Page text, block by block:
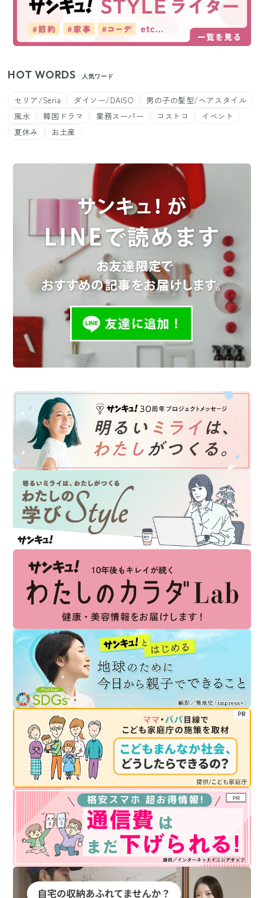
HOT WORDS 人気ワード
セリア/Seria ダイソー/DAISO
男の子の髪型/ヘアスタイル
風水
韓国ドラマ 業務スーパー コストコ
イベント
夏休み
お土産